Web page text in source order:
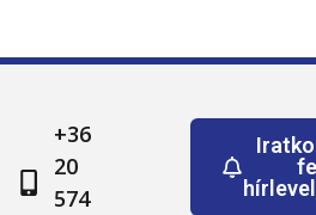
+36
20
574